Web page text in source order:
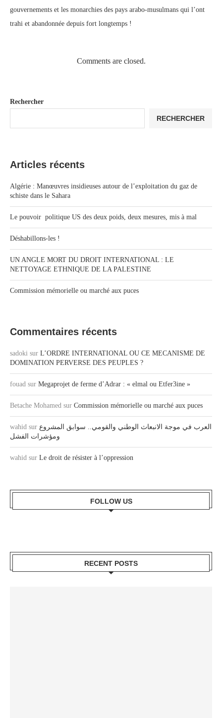
gouvernements et les monarchies des pays arabo-musulmans qui l’ont
trahi et abandonnée depuis fort longtemps !
Comments are closed.
Rechercher
RECHERCHER
Articles récents
Algérie : Manœuvres insidieuses autour de l’exploitation du gaz de
schiste dans le Sahara
Le pouvoir politique US des deux poids, deux mesures, mis à mal
Déshabillons-les !
UN ANGLE MORT DU DROIT INTERNATIONAL : LE
NETTOYAGE ETHNIQUE DE LA PALESTINE
Commission mémorielle ou marché aux puces
Commentaires récents
sadoki sur L’ORDRE INTERNATIONAL OU CE MECANISME DE
DOMINATION PERVERSE DES PEUPLES ?
fouad sur Megaprojet de ferme d’Adrar : « elmal ou Etfer3ine »
Betache Mohamed sur Commission mémorielle ou marché aux puces
wahid sur العرب في موجة الانبعاث الوطني والقومي.. سوابق المشروع
ومؤشرات الفشل
wahid sur Le droit de résister à l’oppression
FOLLOW US
RECENT POSTS